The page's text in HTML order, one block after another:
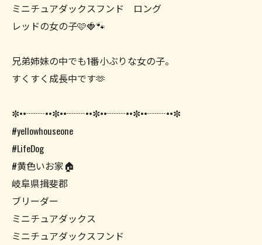
ミニチュアダックスフンド ロング
レッドの女の子🩷🍓🐾
兄弟姉妹の中でも1番小ぶりな女の子。
すくすく成長中です🫶
✼••┈┈••✼••┈┈••✼••┈┈••✼••┈┈••✼
#yellowhouseone
#LifeDog
#黄色いお家🏠
岐阜県揖斐郡
ブリーダー
ミニチュアダックス
ミニチュアダックスフンド